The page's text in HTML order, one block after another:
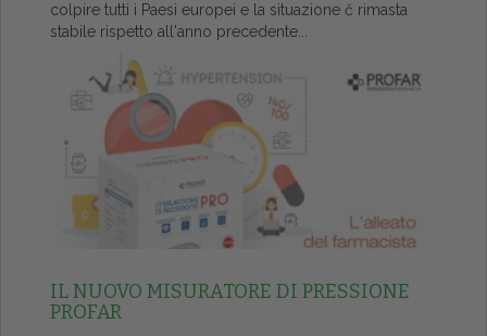
colpire tutti i Paesi europei e la situazione č rimasta
stabile rispetto all'anno precedente...
IL NUOVO MISURATORE DI PRESSIONE
PROFAR